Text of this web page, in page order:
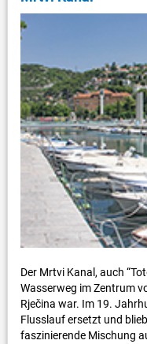
Der Mrtvi Kanal, auch
Wasserweg im Zentrum
Rječina war. Im 19.
Flusslauf ersetzt und
faszinierende Mischung